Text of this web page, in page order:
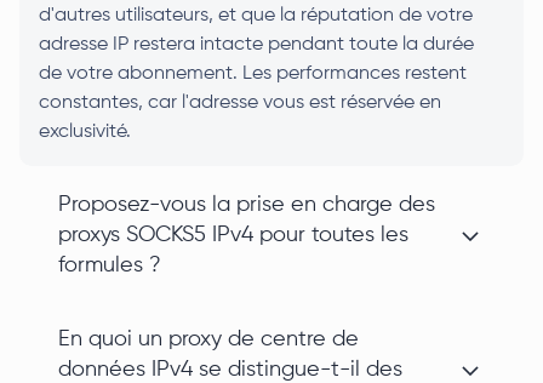
d'autres utilisateurs, et que la réputation de votre
adresse IP restera intacte pendant toute la durée
de votre abonnement. Les performances restent
constantes, car l'adresse vous est réservée en
exclusivité.
Proposez-vous la prise en charge des
proxys SOCKS5 IPv4 pour toutes les
formules ?
En quoi un proxy de centre de
données IPv4 se distingue-t-il des